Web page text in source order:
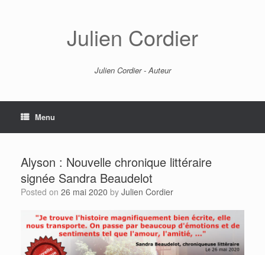
Julien Cordier
Julien Cordier - Auteur
Menu
Alyson : Nouvelle chronique littéraire
signée Sandra Beaudelot
Posted on 26 mai 2020 by Julien Cordier